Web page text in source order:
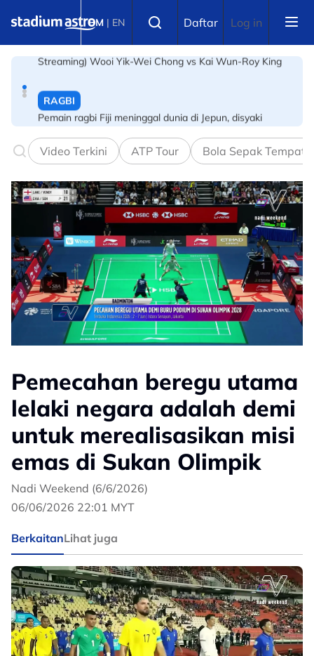
BM | EN Daftar Log in
Pemain ragbi Fiji meninggal dunia di Jepun, disyaki
Messi kembali mengganas, ledak dua gol pertama
selepas Piala Dunia
Video Terkini ATP Tour Bola Sepak
Pemecahan beregu utama
lelaki negara adalah demi
untuk merealisasikan misi
emas di Sukan Olimpik
Nadi Weekend (6/6/2026)
06/06/2026 22:01 MYT
BerkaitanLihat juga